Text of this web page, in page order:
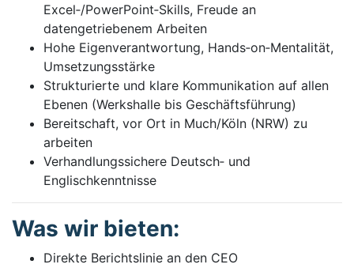
Excel‑/PowerPoint‑Skills, Freude an
datengetriebenem Arbeiten
Hohe Eigenverantwortung, Hands‑on‑Mentalität,
Umsetzungsstärke
Strukturierte und klare Kommunikation auf allen
Ebenen (Werkshalle bis Geschäftsführung)
Bereitschaft, vor Ort in Much/Köln (NRW) zu
arbeiten
Verhandlungssichere Deutsch‑ und
Englischkenntnisse
Was wir bieten:
Direkte Berichtslinie an den CEO